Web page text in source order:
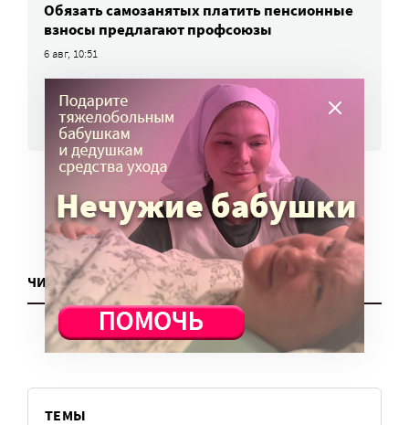
Обязать самозанятых платить пенсионные
взносы предлагают профсоюзы
6 авг, 10:51
ВСЕ НОВОСТИ
ЧИТАТЬ ЕЩЕ
ТЕМЫ